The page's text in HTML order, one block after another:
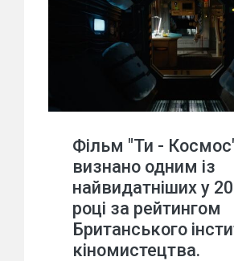
Фільм "Ти -
визнано одним із
найвидатніших у
році за рейтингом
Британського
кіномистецтва.